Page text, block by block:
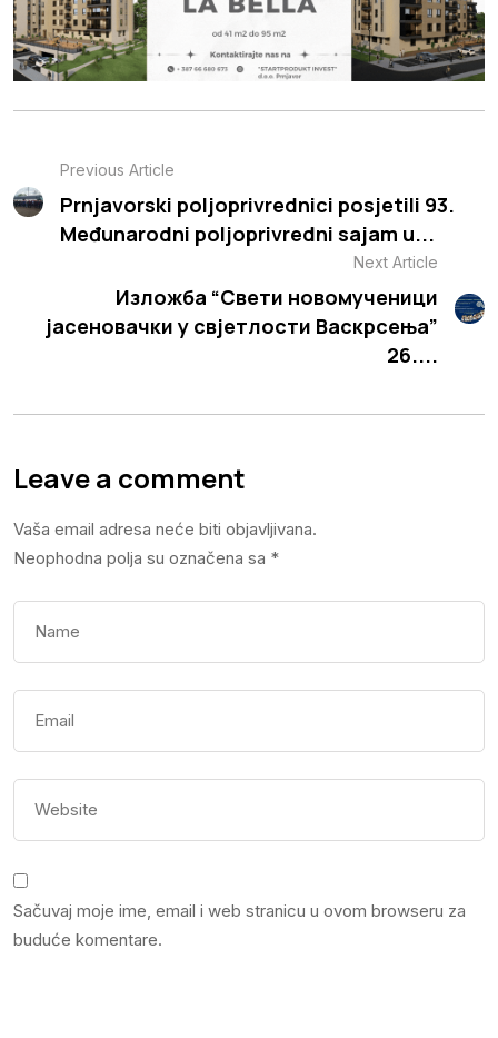
Previous Article
Prnjavorski poljoprivrednici posjetili 93.
Međunarodni poljoprivredni sajam u...
Next Article
Изложба “Свети новомученици
јасеновачки у свјетлости Васкрсења”
26....
Leave a comment
Vaša email adresa neće biti objavljivana.
Neophodna polja su označena sa *
Sačuvaj moje ime, email i web stranicu u ovom browseru za
buduće komentare.